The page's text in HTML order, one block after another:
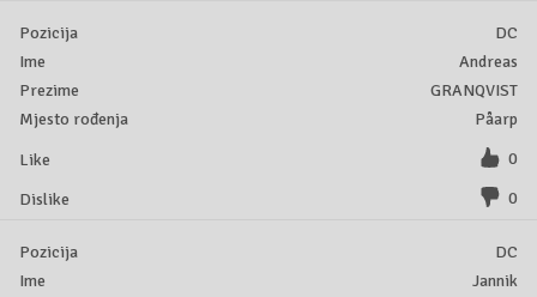
DC
Andreas
GRANQVIST
Påarp
0
0
DC
Jannik